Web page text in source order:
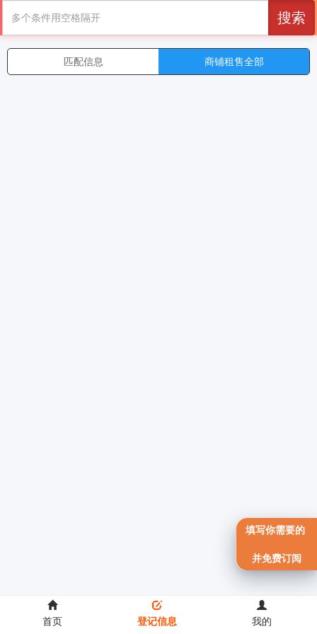
搜索
匹配信息 商铺租售全部
首页 登记信息 我的
填写你需要的
并免费订阅